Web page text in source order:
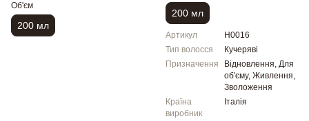
Об'єм
200 мл
200 мл
Артикул
H0016
Тип волосся
Кучеряві
Призначення
Відновлення, Для
об'єму, Живлення,
Зволоження
Країна
виробник
Італія